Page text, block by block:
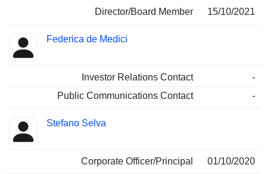
Director/Board Member 15/10/2021
Federica de Medici
Investor Relations Contact
-
Public Communications Contact
-
Stefano Selva
Corporate Officer/Principal 01/10/2020